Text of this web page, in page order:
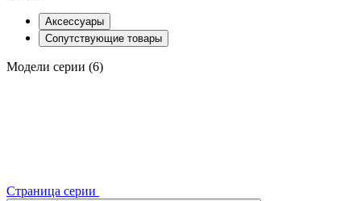
Аксессуары
Сопутствующие товары
Модели серии (6)
Страница серии